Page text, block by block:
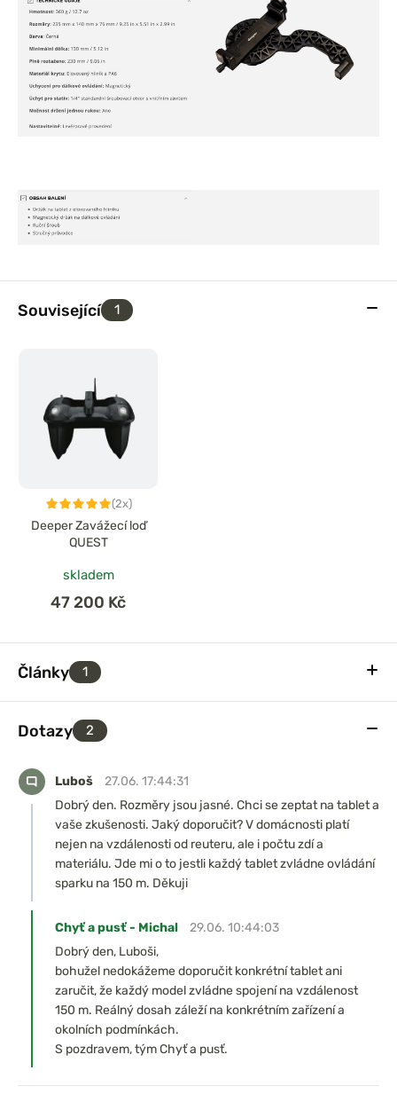
Související 1
(2x)
Deeper Zavážecí loď
QUEST
skladem
47 200 Kč
Články 1
Dotazy 2
Luboš
27.06. 17:44:31
Dobrý den. Rozměry jsou jasné. Chci se zeptat na tablet a
vaše zkušenosti. Jaký doporučit? V domácnosti platí
nejen na vzdálenosti od reuteru, ale i počtu zdí a
materiálu. Jde mi o to jestli každý tablet zvládne ovládání
sparku na 150 m. Děkuji
Chyť a pusť - Michal
29.06. 10:44:03
Dobrý den, Luboši,
bohužel nedokážeme doporučit konkrétní tablet ani
zaručit, že každý model zvládne spojení na vzdálenost
150 m. Reálný dosah záleží na konkrétním zařízení a
okolních podmínkách.
S pozdravem, tým Chyť a pusť.